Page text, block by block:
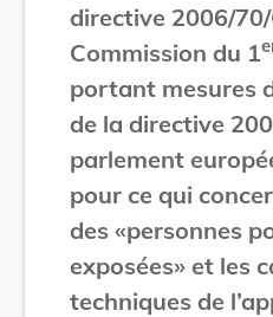
directive 2006/70/
Commission du 1
portant mesures
de la directive
parlement
pour ce qui
des «personnes
exposées» et les
techniques de